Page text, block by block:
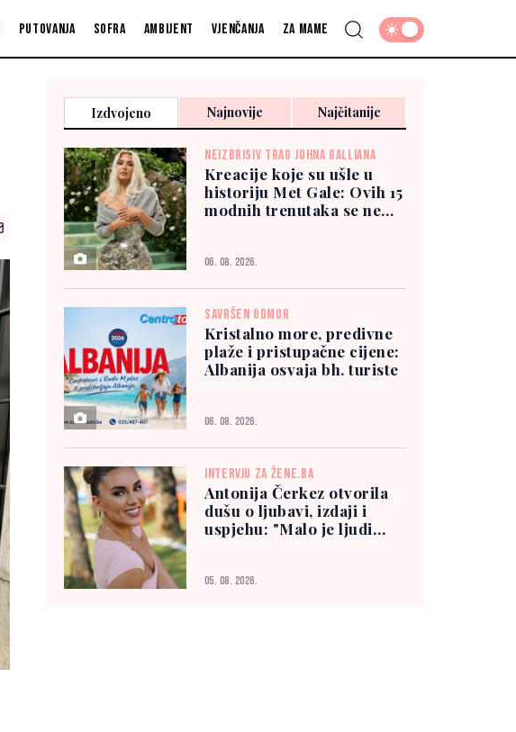
Putovanja Sofra Ambijent Vjenčanja Za mame
Izdvojeno Najnovije Najčitanije
NEIZBRISIV TRAG JOHNA GALLIANA
Kreacije koje su ušle u
historiju Met Gale: Ovih 15
modnih trenutaka se ne
06. 08. 2026.
SAVRŠEN ODMOR
Kristalno more, predivne
plaže i pristupačne cijene:
Albanija osvaja bh. turiste
06. 08. 2026.
INTERVJU ZA ŽENE.BA
Antonija Čerkez otvorila
dušu o ljubavi, izdaji i
uspjehu: "Malo je ljudi
05. 08. 2026.